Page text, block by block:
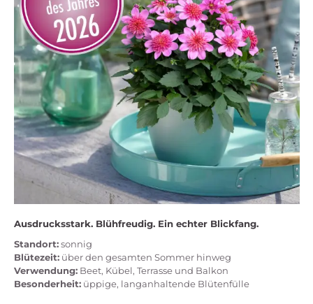
Ausdrucksstark. Blühfreudig. Ein echter Blickfang.
Standort:sonnig
Blütezeit:über den gesamten Sommer hinweg
Verwendung:Beet, Kübel, Terrasse und Balkon
Besonderheit:üppige, langanhaltende Blütenfülle